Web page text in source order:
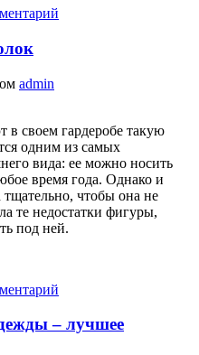
admin
в своем гардеробе такую
одним из самых
вида: ее можно носить
время года. Однако и
чтобы она не
те недостатки фигуры,
под ней.
– лучшее